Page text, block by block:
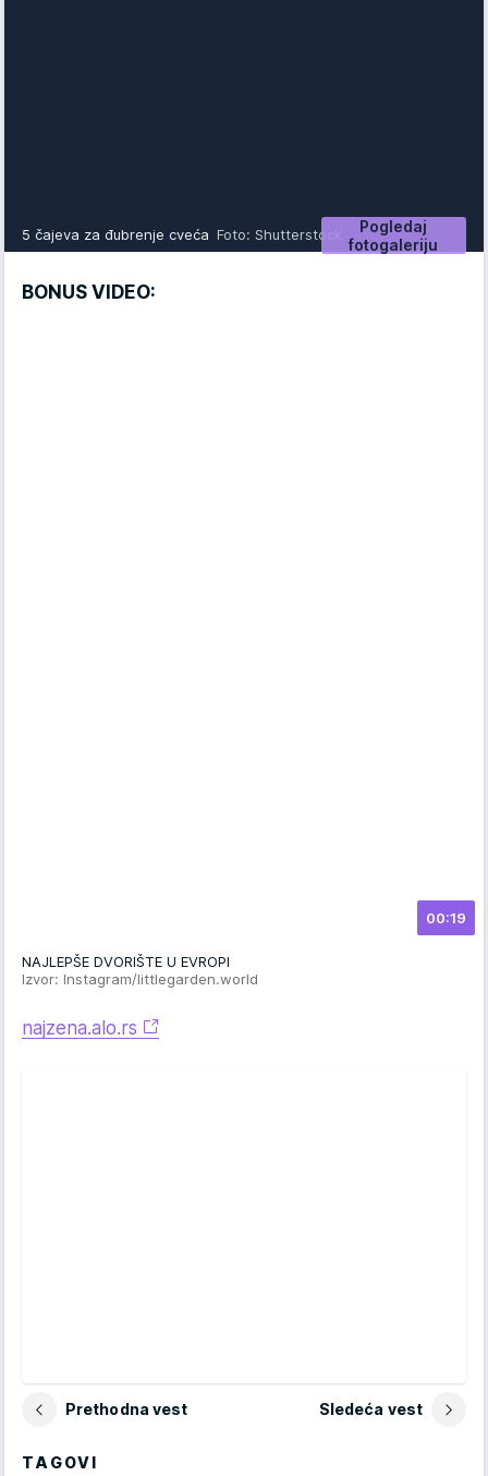
Pogledaj
fotogaleriju
5 čajeva za đubrenje cveća Foto: Shutterstock
BONUS VIDEO:
00:19
NAJLEPŠE DVORIŠTE U EVROPI
Izvor: Instagram/littlegarden.world
najzena.alo.rs
Prethodna vest Sledeća vest
TAGOVI